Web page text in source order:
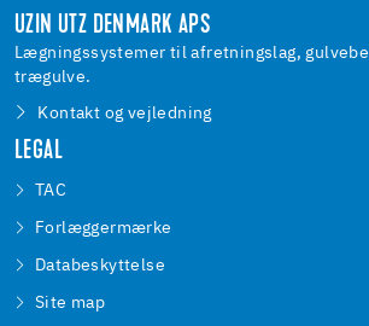
UZIN UTZ DENMARK APS
Lægningssystemer til afretningslag,
trægulve.
Kontakt og vejledning
LEGAL
TAC
Forlæggermærke
Databeskyttelse
Site map